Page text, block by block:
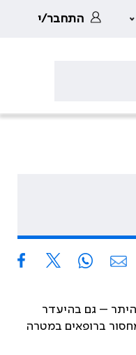
התחבר/י
– גם בהיעדר
ברופאים במטרה